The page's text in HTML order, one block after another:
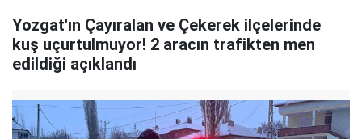
Yozgat'ın Çayıralan ve Çekerek ilçelerinde
kuş uçurtulmuyor! 2 aracın trafikten men
edildiği açıklandı